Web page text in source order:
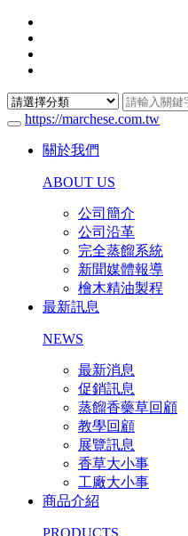
https://marchese.com.tw
關於我們
ABOUT US
公司簡介
公司沿革
完全蒸餾系統
新聞媒體報導
檜木精油製程
最新訊息
NEWS
最新消息
促銷訊息
蒸餾香藥草回顧
教學回顧
展覽訊息
香草大小事
工廠大小事
商品介紹
PRODUCTS